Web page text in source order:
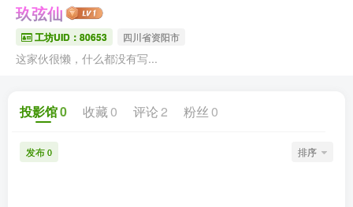
玖弦仙
工坊UID：80653 四川省资阳市
这家伙很懒，什么都没有写...
投影馆0 收藏 0 评论 2 粉丝 0
发布 0 排序